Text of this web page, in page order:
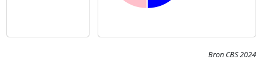
Bron CBS 2024